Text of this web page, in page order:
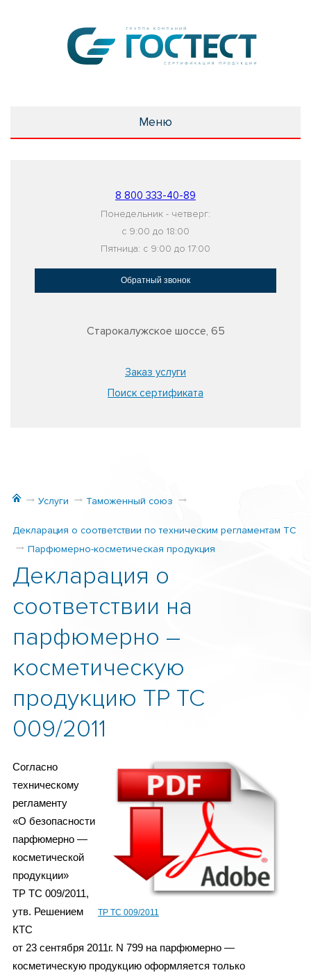
Меню
8 800 333-40-89
Понедельник - четверг:
с 9:00 до 18:00
Пятница: с 9:00 до 17:00
Обратный звонок
Старокалужское шоссе, 65
Заказ услуги
Поиск сертификата
Услуги Таможенный союз
Декларация о соответствии по техническим регламентам ТС
Парфюмерно-косметическая продукция
Декларация о
соответствии на
парфюмерно –
косметическую
продукцию ТР ТС
009/2011
ТР ТС 009/2011
Согласно
техническому
регламенту
«О безопасности
парфюмерно —
косметической
продукции»
ТР ТС 009/2011,
утв. Решением
КТС
от 23 сентября 2011г. N 799 на парфюмерно —
косметическую продукцию оформляется только